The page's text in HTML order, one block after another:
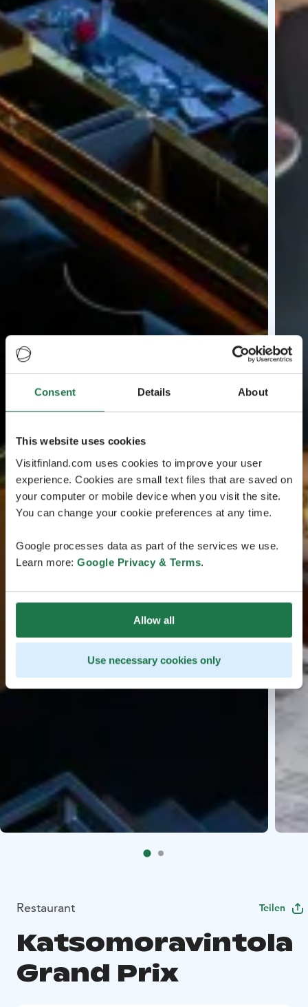
Consent Details About
This website uses cookies
Visitfinland.com uses cookies to improve your user
experience. Cookies are small text files that are saved on
your computer or mobile device when you visit the site.
You can change your cookie preferences at any time.
Google processes data as part of the services we use.
Learn more: Google Privacy & Terms.
Allow all
Use necessary cookies only
Restaurant Teilen
Katsomoravintola
Grand Prix